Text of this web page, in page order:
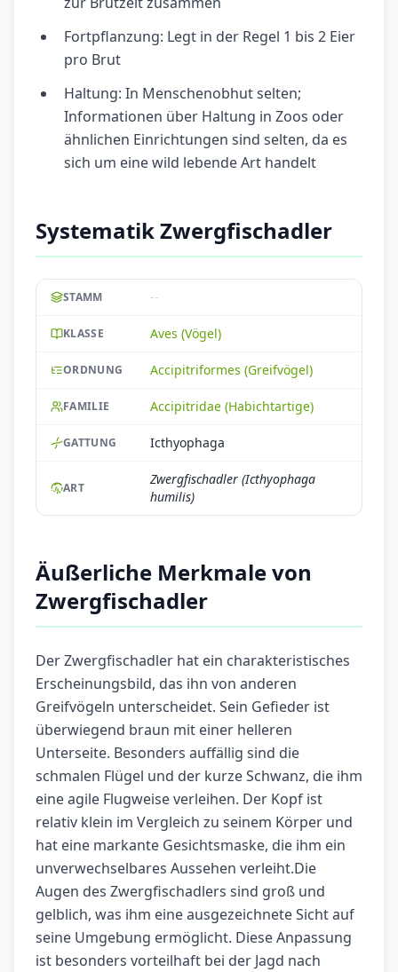
Fortpflanzung: Legt in der Regel 1 bis 2 Eier
pro Brut
Haltung: In Menschenobhut selten;
Informationen über Haltung in Zoos oder
ähnlichen Einrichtungen sind selten, da es
sich um eine wild lebende Art handelt
Systematik Zwergfischadler
STAMM --
KLASSE Aves (Vögel)
ORDNUNG Accipitriformes (Greifvögel)
FAMILIE Accipitridae (Habichtartige)
GATTUNG Icthyophaga
ART
Zwergfischadler (Icthyophaga
humilis)
Äußerliche Merkmale von
Zwergfischadler
Der Zwergfischadler hat ein charakteristisches
Erscheinungsbild, das ihn von anderen
Greifvögeln unterscheidet. Sein Gefieder ist
überwiegend braun mit einer helleren
Unterseite. Besonders auffällig sind die
schmalen Flügel und der kurze Schwanz, die ihm
eine agile Flugweise verleihen. Der Kopf ist
relativ klein im Vergleich zu seinem Körper und
hat eine markante Gesichtsmaske, die ihm ein
unverwechselbares Aussehen verleiht.Die
Augen des Zwergfischadlers sind groß und
gelblich, was ihm eine ausgezeichnete Sicht auf
seine Umgebung ermöglicht. Diese Anpassung
ist besonders vorteilhaft bei der Jagd nach